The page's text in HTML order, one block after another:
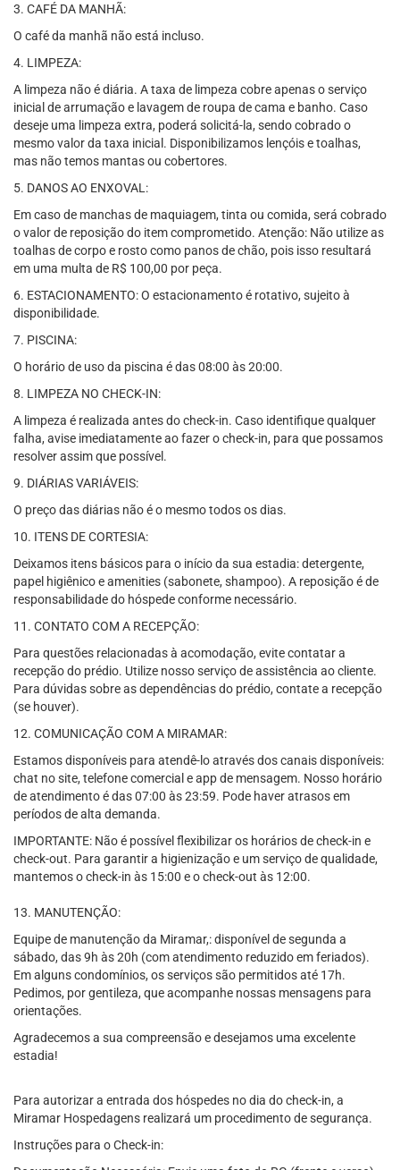
3. CAFÉ DA MANHÃ:
O café da manhã não está incluso.
4. LIMPEZA:
A limpeza não é diária. A taxa de limpeza cobre apenas o serviço
inicial de arrumação e lavagem de roupa de cama e banho. Caso
deseje uma limpeza extra, poderá solicitá-la, sendo cobrado o
mesmo valor da taxa inicial. Disponibilizamos lençóis e toalhas,
mas não temos mantas ou cobertores.
5. DANOS AO ENXOVAL:
Em caso de manchas de maquiagem, tinta ou comida, será cobrado
o valor de reposição do item comprometido. Atenção: Não utilize as
toalhas de corpo e rosto como panos de chão, pois isso resultará
em uma multa de R$ 100,00 por peça.
6. ESTACIONAMENTO: O estacionamento é rotativo, sujeito à
disponibilidade.
7. PISCINA:
O horário de uso da piscina é das 08:00 às 20:00.
8. LIMPEZA NO CHECK-IN:
A limpeza é realizada antes do check-in. Caso identifique qualquer
falha, avise imediatamente ao fazer o check-in, para que possamos
resolver assim que possível.
9. DIÁRIAS VARIÁVEIS:
O preço das diárias não é o mesmo todos os dias.
10. ITENS DE CORTESIA:
Deixamos itens básicos para o início da sua estadia: detergente,
papel higiênico e amenities (sabonete, shampoo). A reposição é de
responsabilidade do hóspede conforme necessário.
11. CONTATO COM A RECEPÇÃO:
Para questões relacionadas à acomodação, evite contatar a
recepção do prédio. Utilize nosso serviço de assistência ao cliente.
Para dúvidas sobre as dependências do prédio, contate a recepção
(se houver).
12. COMUNICAÇÃO COM A MIRAMAR:
Estamos disponíveis para atendê-lo através dos canais disponíveis:
chat no site, telefone comercial e app de mensagem. Nosso horário
de atendimento é das 07:00 às 23:59. Pode haver atrasos em
períodos de alta demanda.
IMPORTANTE: Não é possível flexibilizar os horários de check-in e
check-out. Para garantir a higienização e um serviço de qualidade,
mantemos o check-in às 15:00 e o check-out às 12:00.
13. MANUTENÇÃO:
Equipe de manutenção da Miramar,: disponível de segunda a
sábado, das 9h às 20h (com atendimento reduzido em feriados).
Em alguns condomínios, os serviços são permitidos até 17h.
Pedimos, por gentileza, que acompanhe nossas mensagens para
orientações.
Agradecemos a sua compreensão e desejamos uma excelente
estadia!
Para autorizar a entrada dos hóspedes no dia do check-in, a
Miramar Hospedagens realizará um procedimento de segurança.
Instruções para o Check-in: